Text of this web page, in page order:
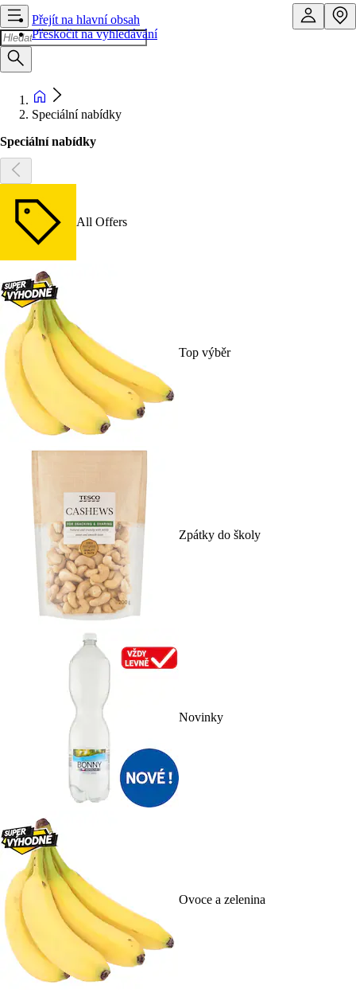
Přejít na hlavní obsah
Přeskočit na vyhledávání
Speciální nabídky
Speciální nabídky
All Offers
Top výběr
Zpátky do školy
Novinky
Ovoce a zelenina